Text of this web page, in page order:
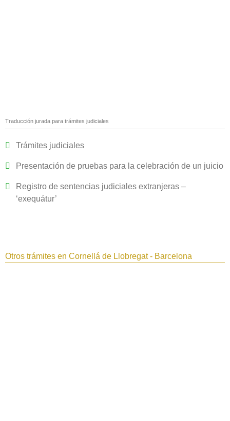
Traducción jurada para trámites judiciales
Trámites judiciales
Presentación de pruebas para la celebración de un juicio
Registro de sentencias judiciales extranjeras –
‘exequátur’
Otros trámites en Cornellá de Llobregat - Barcelona